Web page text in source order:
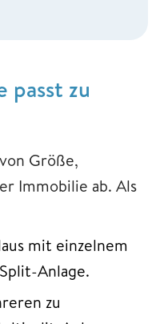
passt zu
Größe,
Immobilie ab. Als
mit einzelnem
Anlage.
zu